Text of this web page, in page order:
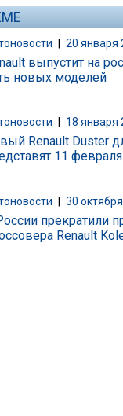
20 января
выпустит на
новых моделей
18 января
Renault Duster
11 февраля
30
прекратили
Renault